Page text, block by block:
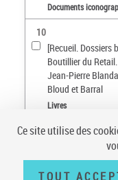
Documents
10
[Recueil. Dossiers
Boutillier du
Jean-Pierre
Bloud et Barral
Livres
sur
Ce site utilise des
TOUT